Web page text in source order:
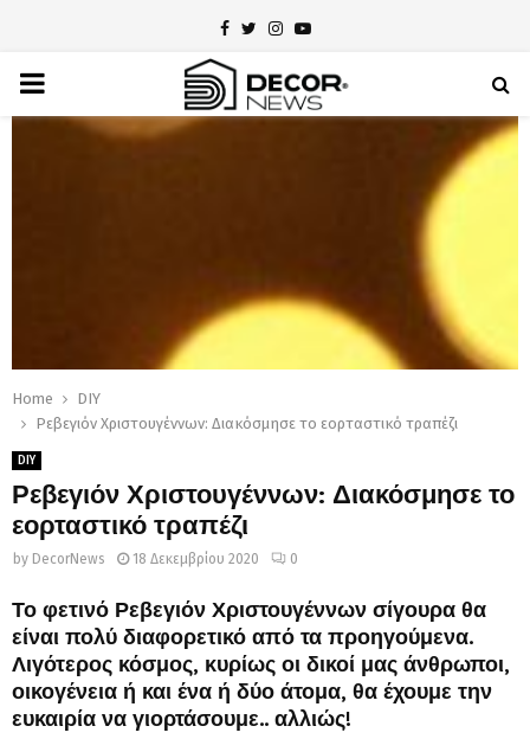
Facebook
TwitterInstagram
Youtube
PRIMARY
Home
DIY
Ρεβεγιόν Χριστουγέννων: Διακόσμησε το εορταστικό τραπέζι
DIY
Ρεβεγιόν Χριστουγέννων: Διακόσμησε το
εορταστικό τραπέζι
by DecorNews 18 Δεκεμβρίου 2020 0
Το φετινό Ρεβεγιόν Χριστουγέννων σίγουρα θα
είναι πολύ διαφορετικό από τα προηγούμενα.
Λιγότερος κόσμος, κυρίως οι δικοί μας άνθρωποι,
οικογένεια ή και ένα ή δύο άτομα, θα έχουμε την
ευκαιρία να γιορτάσουμε.. αλλιώς!